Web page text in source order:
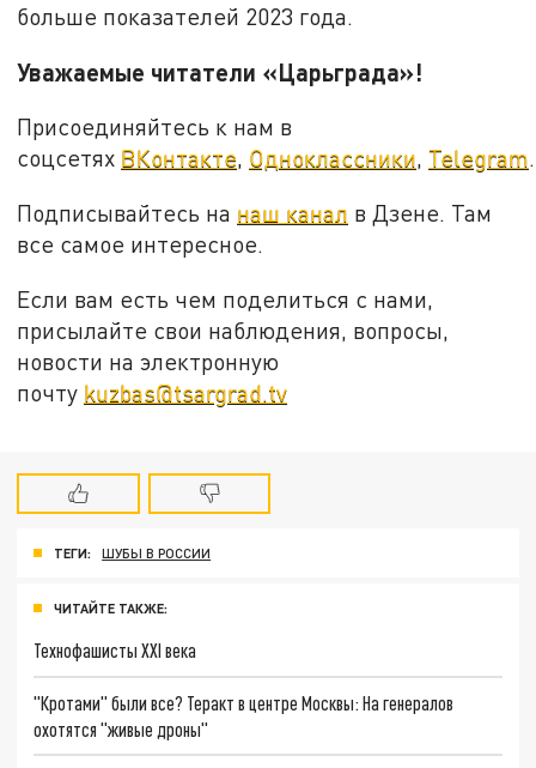
больше показателей 2023 года.
Уважаемые читатели «Царьграда»!
Присоединяйтесь к нам в
соцсетях ВКонтакте, Одноклассники, Telegram.
Подписывайтесь на наш канал в Дзене. Там
все самое интересное.
Если вам есть чем поделиться с нами,
присылайте свои наблюдения, вопросы,
новости на электронную
почту kuzbas@tsargrad.tv
ТЕГИ: ШУБЫ В РОССИИ
ЧИТАЙТЕ ТАКЖЕ:
Технофашисты XXI века
"Кротами" были все? Теракт в центре Москвы: На генералов
охотятся "живые дроны"